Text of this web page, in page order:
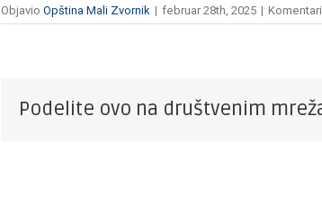
Objavio Opština Mali Zvornik | februar 28th, 2025 |
Podelite ovo na društvenim